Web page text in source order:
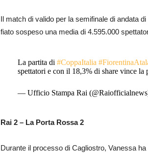
Il match di valido per la semifinale di andata
fiato sospeso una media di 4.595.000
La partita di #CoppaItalia
spettatori e con il 18,3% di share vince la
— Ufficio Stampa Rai
Rai 2 – La Porta Rossa 2
Durante il processo di Cagliostro, Vanessa